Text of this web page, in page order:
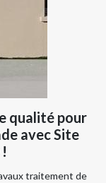
qualité pour
avec Site
traitement de